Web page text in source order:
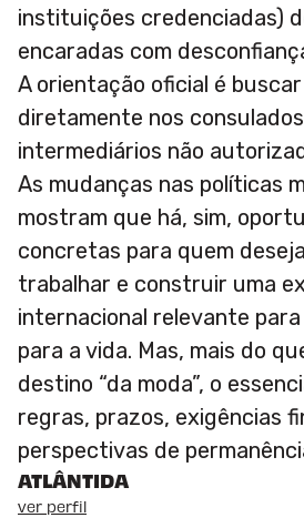
instituições credenciadas)
encaradas com
A orientação oficial é
diretamente nos
intermediários não
As mudanças nas políticas
mostram que há, sim,
concretas para quem
trabalhar e construir uma
internacional relevante
para a vida. Mas, mais do
destino “da moda”, o
regras, prazos, exigências
perspectivas de
ATLÂNTIDA
ver perfil